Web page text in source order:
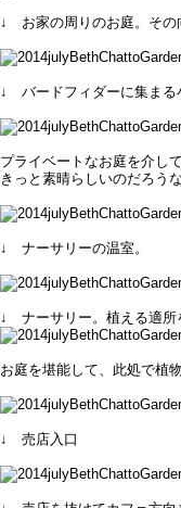
↓ お家の周りのお庭。その
↓ バードフィダーに集まる
プライベートなお庭を介し
きっと素晴らしいのだろう
↓ ナーサリーの温室。
↓ ナーサリー。植える適所
お庭を堪能して、此処で植
↓ 売店入口